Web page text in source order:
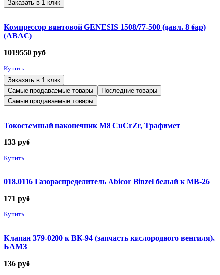
Заказать в 1 клик
Компрессор винтовой GENESIS 1508/77-500 (давл. 8 бар)
(ABAC)
1019550 руб
Купить
Заказать в 1 клик
Самые продаваемые товары
Последние товары
Самые продаваемые товары
Токосъемный наконечник М8 CuCrZr, Трафимет
133 руб
Купить
018.0116 Газораспределитель Abicor Binzel белый к MB-26
171 руб
Купить
Клапан 379-0200 к ВК-94 (запчасть кислородного вентиля),
БАМЗ
136 руб